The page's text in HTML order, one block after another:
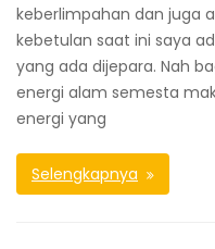
keberlimpahan dan juga
kebetulan saat ini saya
yang ada dijepara. Nah
energi alam semesta
energi yang
Selengkapnya